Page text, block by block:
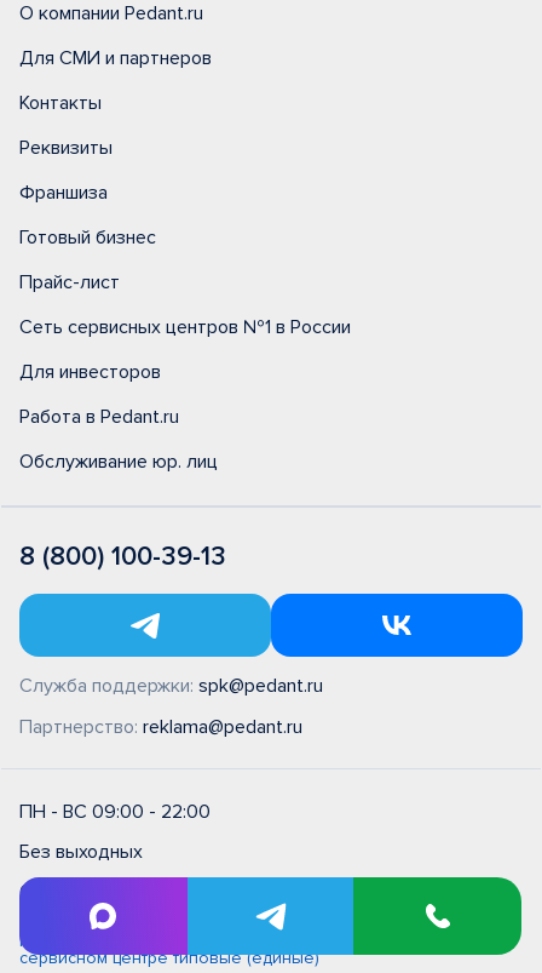
О компании Pedant.ru
Для СМИ и партнеров
Контакты
Реквизиты
Франшиза
Готовый бизнес
Прайс-лист
Сеть сервисных центров №1 в России
Для инвесторов
Работа в Pedant.ru
Обслуживание юр. лиц
8 (800) 100-39-13
Служба поддержки: spk@pedant.ru
Партнерство: reklama@pedant.ru
ПН - ВС 09:00 - 22:00
Без выходных
Оплата банковской картой
Правила и условия на выполнение ремонтных работ в
сервисном центре типовые (единые)